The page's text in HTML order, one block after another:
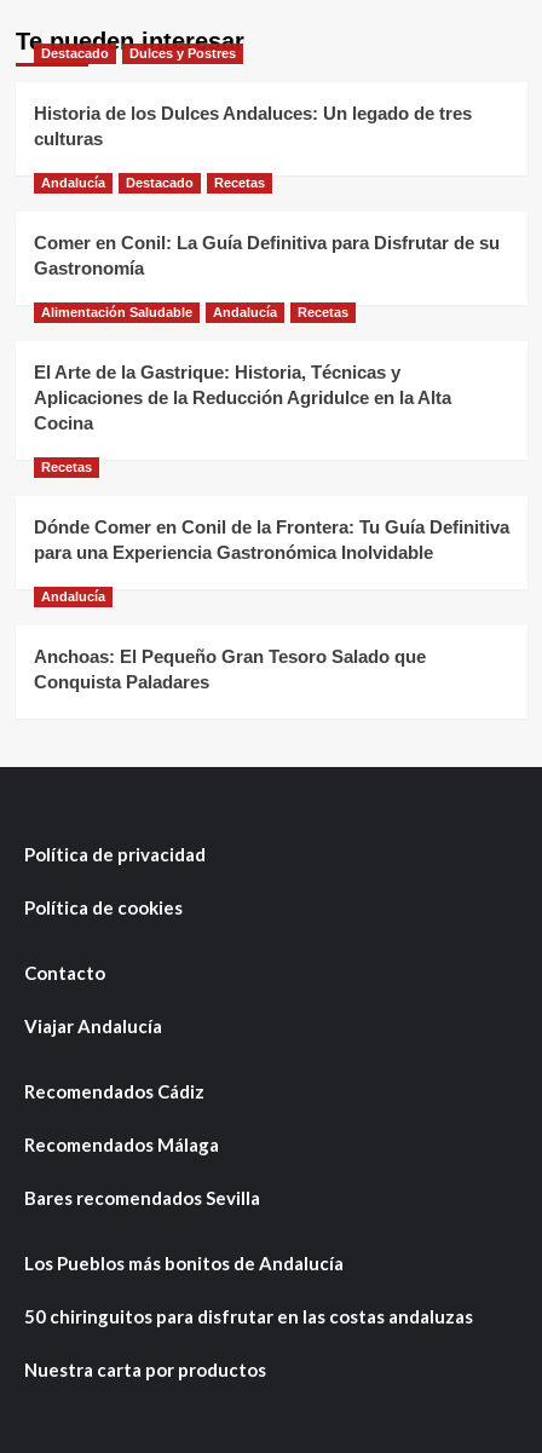
Te pueden interesar
Destacado Dulces y Postres
Historia de los Dulces Andaluces: Un legado de tres
culturas
Andalucía Destacado Recetas
Comer en Conil: La Guía Definitiva para Disfrutar de su
Gastronomía
Alimentación Saludable Andalucía Recetas
El Arte de la Gastrique: Historia, Técnicas y
Aplicaciones de la Reducción Agridulce en la Alta
Cocina
Recetas
Dónde Comer en Conil de la Frontera: Tu Guía Definitiva
para una Experiencia Gastronómica Inolvidable
Andalucía
Anchoas: El Pequeño Gran Tesoro Salado que
Conquista Paladares
Política de privacidad
Política de cookies
Contacto
Viajar Andalucía
Recomendados Cádiz
Recomendados Málaga
Bares recomendados Sevilla
Los Pueblos más bonitos de Andalucía
50 chiringuitos para disfrutar en las costas andaluzas
Nuestra carta por productos